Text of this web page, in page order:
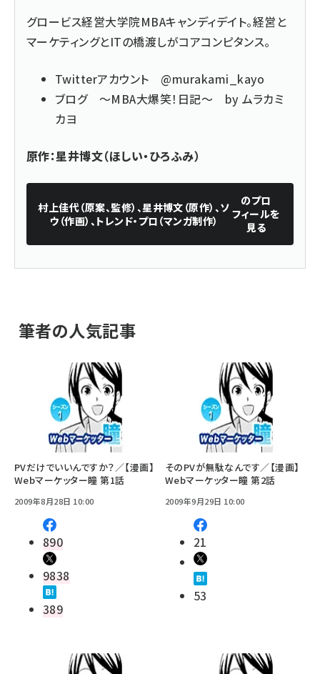
グロービス経営大学院MBAキャンディデイト。経営と
マーケティングとITの橋渡しがコアコンピタンス。
Twitterアカウント @murakami_kayo
ブログ ～MBA大爆笑！日記～ by ムラカミ
カヨ
原作：星井博文（ほしい・ひろふみ）
村上佳代（原案、監修）、星井博文（原作）、ソ
ウ（作画）、トレンド・プロ（マンガ制作）
のプロ
フィールを
見る
筆者の人気記事
PVだけでいいんですか？／【漫画】
Webマーケッター瞳 第1話
2009年8月28日 10:00
890
9838
389
そのPVが無駄なんです／【漫画】
Webマーケッター瞳 第2話
2009年9月29日 10:00
21
53